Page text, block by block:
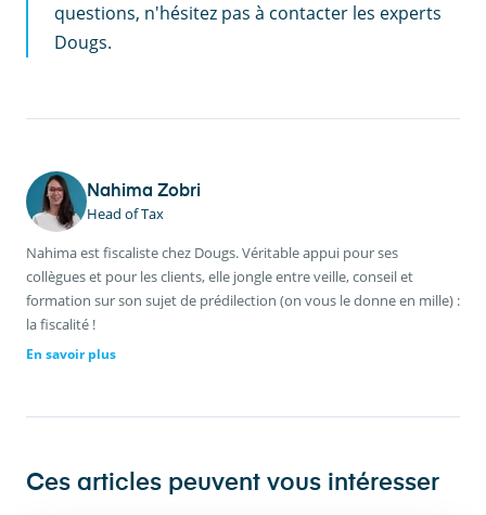
questions, n'hésitez pas à contacter les experts
Dougs.
Nahima Zobri
Head of Tax
Nahima est fiscaliste chez Dougs. Véritable appui pour ses
collègues et pour les clients, elle jongle entre veille, conseil et
formation sur son sujet de prédilection (on vous le donne en mille) :
la fiscalité !
En savoir plus
Ces articles peuvent vous intéresser